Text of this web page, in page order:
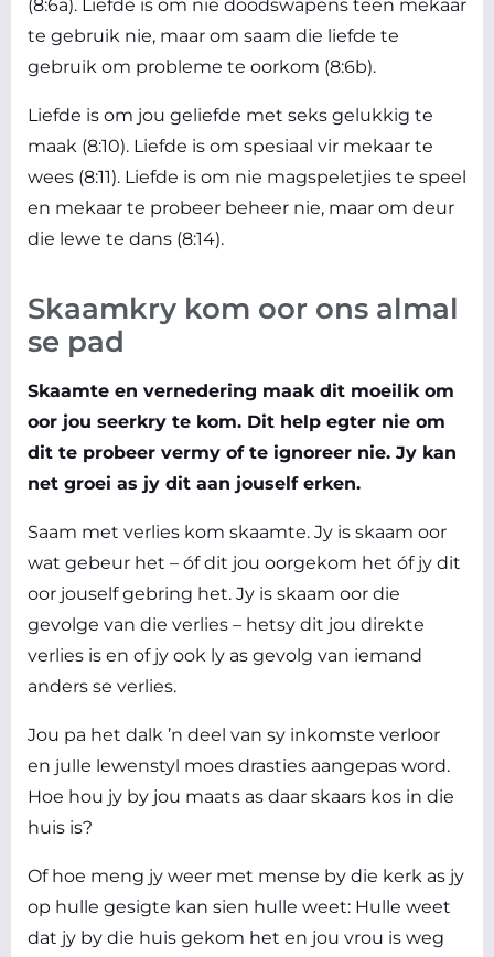
(8:6a). Liefde is om nie doodswapens teen mekaar
te gebruik nie, maar om saam die liefde te
gebruik om probleme te oorkom (8:6b).
Liefde is om jou geliefde met seks gelukkig te
maak (8:10). Liefde is om spesiaal vir mekaar te
wees (8:11). Liefde is om nie magspeletjies te speel
en mekaar te probeer beheer nie, maar om deur
die lewe te dans (8:14).
Skaamkry kom oor ons almal
se pad
Skaamte en vernedering maak dit moeilik om
oor jou seerkry te kom. Dit help egter nie om
dit te probeer vermy of te ignoreer nie. Jy kan
net groei as jy dit aan jouself erken.
Saam met verlies kom skaamte. Jy is skaam oor
wat gebeur het – óf dit jou oorgekom het óf jy dit
oor jouself gebring het. Jy is skaam oor die
gevolge van die verlies – hetsy dit jou direkte
verlies is en of jy ook ly as gevolg van iemand
anders se verlies.
Jou pa het dalk ’n deel van sy inkomste verloor
en julle lewenstyl moes drasties aangepas word.
Hoe hou jy by jou maats as daar skaars kos in die
huis is?
Of hoe meng jy weer met mense by die kerk as jy
op hulle gesigte kan sien hulle weet: Hulle weet
dat jy by die huis gekom het en jou vrou is weg